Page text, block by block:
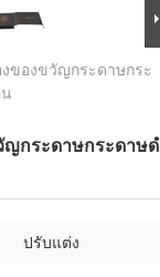
ของขวัญกระดาษกระ
ญกระดาษกระดาษ
ปรับแต่ง